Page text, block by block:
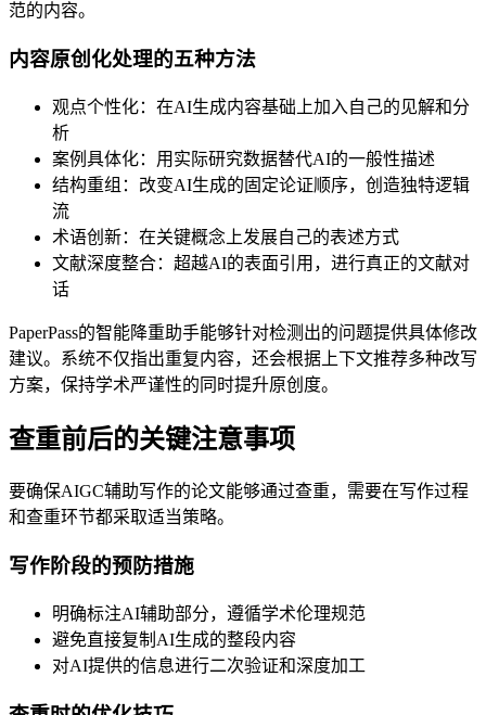
范的内容。
内容原创化处理的五种方法
观点个性化：在AI生成内容基础上加入自己的见解和分
析
案例具体化：用实际研究数据替代AI的一般性描述
结构重组：改变AI生成的固定论证顺序，创造独特逻辑
流
术语创新：在关键概念上发展自己的表述方式
文献深度整合：超越AI的表面引用，进行真正的文献对
话
PaperPass的智能降重助手能够针对检测出的问题提供具体修改
建议。系统不仅指出重复内容，还会根据上下文推荐多种改写
方案，保持学术严谨性的同时提升原创度。
查重前后的关键注意事项
要确保AIGC辅助写作的论文能够通过查重，需要在写作过程
和查重环节都采取适当策略。
写作阶段的预防措施
明确标注AI辅助部分，遵循学术伦理规范
避免直接复制AI生成的整段内容
对AI提供的信息进行二次验证和深度加工